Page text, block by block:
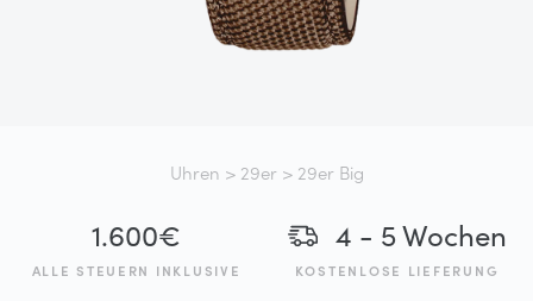
Uhren > 29er> 29er Big
1.600€
ALLE STEUERN INKLUSIVE
4 - 5 Wochen
KOSTENLOSE LIEFERUNG